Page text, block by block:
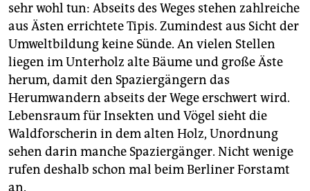
sehr wohl tun: Abseits des Weges stehen zahlreiche
aus Ästen errichtete Tipis. Zumindest aus Sicht der
Umweltbildung keine Sünde. An vielen Stellen
liegen im Unterholz alte Bäume und große Äste
herum, damit den Spaziergängern das
Herumwandern abseits der Wege erschwert wird.
Lebensraum für Insekten und Vögel sieht die
Waldforscherin in dem alten Holz, Unordnung
sehen darin manche Spaziergänger. Nicht wenige
rufen deshalb schon mal beim Berliner Forstamt
an.